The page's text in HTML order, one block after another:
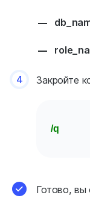
4 Закройте
/q
Готово, вы